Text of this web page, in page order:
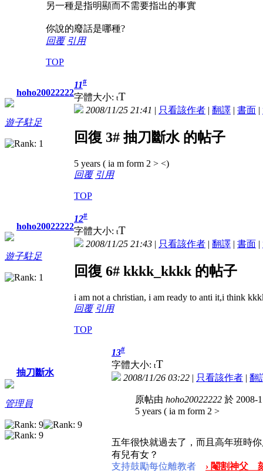
另一種是指明顯而不需要指出的事實
你說的廢話是哪種?
回覆 引用
TOP
hoho20022222
遊子駐足
11#
字體大小: tT
2008/11/25 21:41 | 只看該作者 | 翻譯 | 書面 |
回復 3# 抽刀斷水 的帖子
5 years ( ia m form 2 > <)
回覆 引用
TOP
hoho20022222
遊子駐足
12#
字體大小: tT
2008/11/25 21:43 | 只看該作者 | 翻譯 | 書面 |
回復 6# kkkk_kkkk 的帖子
i am not a christian, i am ready to anti it,i think
回覆 引用
TOP
抽刀斷水
管理員
13#
字體大小: tT
2008/11/26 03:22 | 只看該作者 | 翻
原帖由 hoho20022222 於 2008-
5 years ( ia m form 2 >
五年很快就過去了，而且高年班時
有兒有女？
支持鼓勵每位離教者
› 閹割神父